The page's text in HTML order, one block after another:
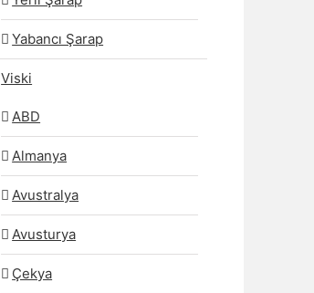
Yabancı Şarap
Viski
ABD
Almanya
Avustralya
Avusturya
Çekya